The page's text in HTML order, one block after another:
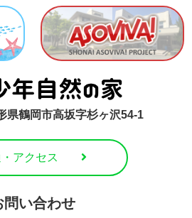
県鶴岡市高坂字杉ヶ沢54-1
・アクセス
問い合わせ